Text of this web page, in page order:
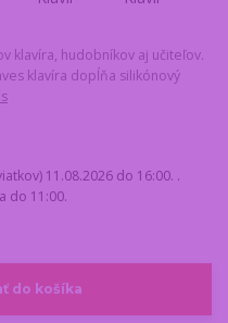
klavíra, hudobníkov aj učiteľov.
klavíra dopĺňa silikónový
11.08.2026 do 16:00. .
do 11:00.
do košíka